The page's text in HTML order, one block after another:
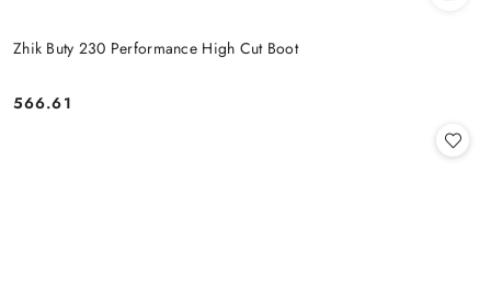
Zhik Buty 230 Performance High Cut Boot
Cena:
566.61